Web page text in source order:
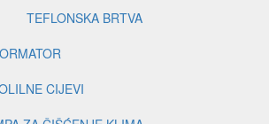
TEFLONSKA BRTVA
CIJEVI